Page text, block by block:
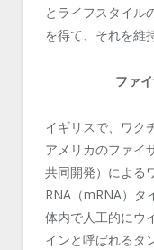
とライフスタイル
を得て、それを維
ファ
イギリスで、ワク
アメリカのファイ
共同開発）による
RNA（mRNA）タ
体内で人工的にウ
インと呼ばれるタ